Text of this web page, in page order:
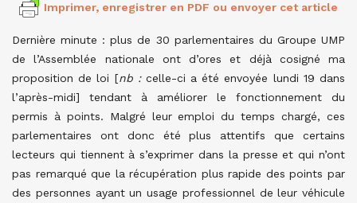
Imprimer, enregistrer en PDF ou envoyer cet article
Dernière minute : plus de 30 parlementaires du Groupe UMP
de l’Assemblée nationale ont d’ores et déjà cosigné ma
proposition de loi [nb : celle-ci a été envoyée lundi 19 dans
l’après-midi] tendant à améliorer le fonctionnement du
permis à points. Malgré leur emploi du temps chargé, ces
parlementaires ont donc été plus attentifs que certains
lecteurs qui tiennent à s’exprimer dans la presse et qui n’ont
pas remarqué que la récupération plus rapide des points par
des personnes ayant un usage professionnel de leur véhicule